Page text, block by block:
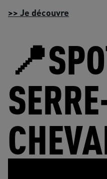
>> Je découvre